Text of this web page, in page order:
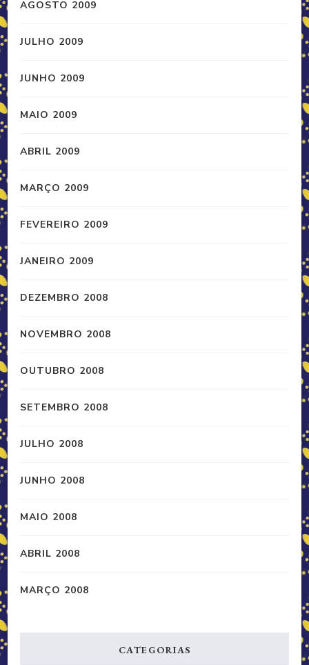
AGOSTO 2009
JULHO 2009
JUNHO 2009
MAIO 2009
ABRIL 2009
MARÇO 2009
FEVEREIRO 2009
JANEIRO 2009
DEZEMBRO 2008
NOVEMBRO 2008
OUTUBRO 2008
SETEMBRO 2008
JULHO 2008
JUNHO 2008
MAIO 2008
ABRIL 2008
MARÇO 2008
CATEGORIAS